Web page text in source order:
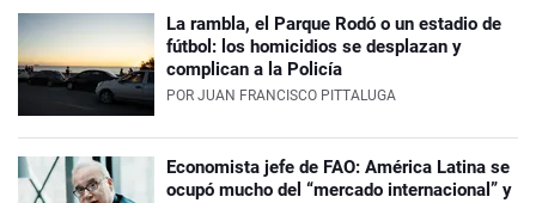
La rambla, el Parque Rodó o un estadio de
fútbol: los homicidios se desplazan y
complican a la Policía
POR JUAN FRANCISCO PITTALUGA
Economista jefe de FAO: América Latina se
ocupó mucho del “mercado internacional” y